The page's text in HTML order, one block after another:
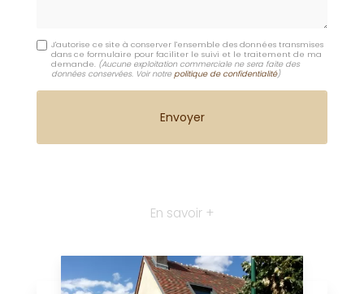
J'autorise ce site à conserver l'ensemble des données transmises
dans ce formulaire pour faciliter le suivi et le traitement de ma
demande. (Aucune exploitation commerciale ne sera faite des
données conservées. Voir notre politique de confidentialité)
En savoir +